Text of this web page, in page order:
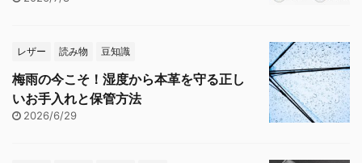
レザー 読み物 豆知識
梅雨の今こそ！湿度から本革を守る正し
いお手入れと保管方法
2026/6/29